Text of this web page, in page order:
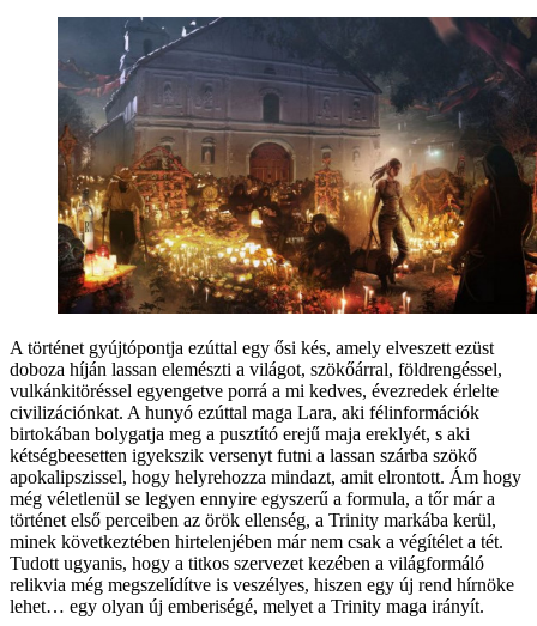
A történet gyújtópontja ezúttal egy ősi kés, amely elveszett ezüst
doboza híján lassan elemészti a világot, szökőárral, földrengéssel,
vulkánkitöréssel egyengetve porrá a mi kedves, évezredek érlelte
civilizációnkat. A hunyó ezúttal maga Lara, aki félinformációk
birtokában bolygatja meg a pusztító erejű maja ereklyét, s aki
kétségbeesetten igyekszik versenyt futni a lassan szárba szökő
apokalipszissel, hogy helyrehozza mindazt, amit elrontott. Ám hogy
még véletlenül se legyen ennyire egyszerű a formula, a tőr már a
történet első perceiben az örök ellenség, a Trinity markába kerül,
minek következtében hirtelenjében már nem csak a végítélet a tét.
Tudott ugyanis, hogy a titkos szervezet kezében a világformáló
relikvia még megszelídítve is veszélyes, hiszen egy új rend hírnöke
lehet… egy olyan új emberiségé, melyet a Trinity maga irányít.